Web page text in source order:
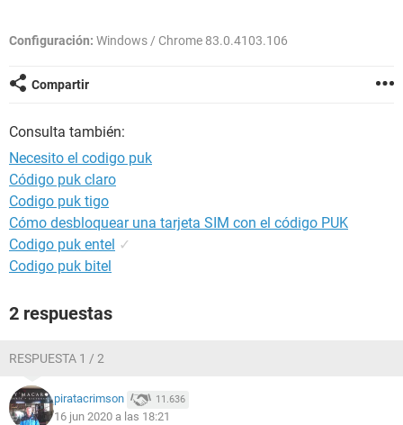
Configuración: Windows / Chrome 83.0.4103.106
Compartir
Consulta también:
Necesito el codigo puk
Código puk claro
Codigo puk tigo
Cómo desbloquear una tarjeta SIM con el código PUK
Codigo puk entel ✓
Codigo puk bitel
2 respuestas
RESPUESTA 1 / 2
piratacrimson 11.636
16 jun 2020 a las 18:21